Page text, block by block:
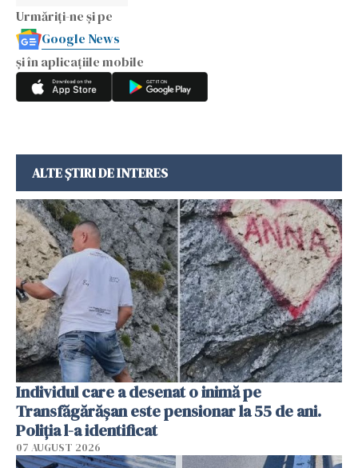
Urmăriți-ne și pe
Google News
și în aplicațiile mobile
ALTE ȘTIRI DE INTERES
Individul care a desenat o inimă pe
Transfăgărășan este pensionar la 55 de ani.
Poliția l-a identificat
07 AUGUST 2026